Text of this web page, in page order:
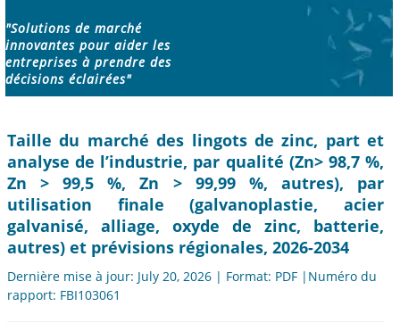
"Solutions de marché
innovantes pour aider les
entreprises à prendre des
décisions éclairées"
Taille du marché des lingots de zinc, part et
analyse de l’industrie, par qualité (Zn> 98,7 %,
Zn > 99,5 %, Zn > 99,99 %, autres), par
utilisation finale (galvanoplastie, acier
galvanisé, alliage, oxyde de zinc, batterie,
autres) et prévisions régionales, 2026-2034
Dernière mise à jour: July 20, 2026 | Format: PDF |Numéro du
rapport: FBI103061